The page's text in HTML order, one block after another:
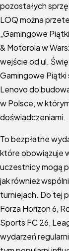
pozostałych
LOQ można
„Gamingowe
& Motorola w
wejście od ul.
Gamingowe
Lenovo do
w Polsce, w
doświadczeniami.
To bezpłatne
które obowiązuje
uczestnicy mogą
jak również
turniejach. Do tej
Forza Horizon 6,
Sports FC 26,
wydarzeń